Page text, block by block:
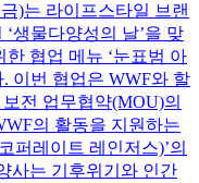
)는 라이프스타일 브랜
생물다양성의 날’을 맞
협업 메뉴 ‘눈표범 아
이번 협업은 WWF와 할
전 업무협약(MOU)의
의 활동을 지원하는
퍼레이트 레인저스)’의
사는 기후위기와 인간